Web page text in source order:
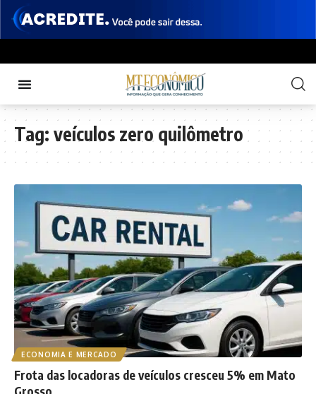
Tag: veículos zero quilômetro
ECONOMIA E MERCADO
Frota das locadoras de veículos cresceu 5% em Mato